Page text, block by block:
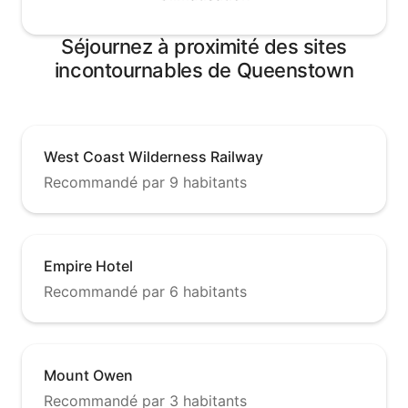
Séjournez à proximité des sites
incontournables de Queenstown
West Coast Wilderness Railway
Recommandé par 9 habitants
Empire Hotel
Recommandé par 6 habitants
Mount Owen
Recommandé par 3 habitants